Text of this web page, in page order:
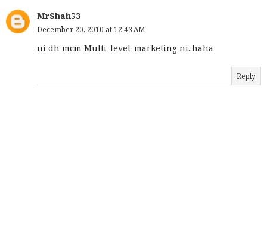
MrShah53
December 20, 2010 at 12:43 AM
ni dh mcm Multi-level-marketing ni..haha
Reply